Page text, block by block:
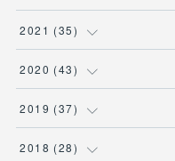
(4)
(2)
(6)
(2)
(2)
(3)
(1)
(3)
(3)
(2)
2021 (35)
(1)
(4)
(1)
2020 (43)
(3)
(4)
2019 (37)
(4)
2018 (28)